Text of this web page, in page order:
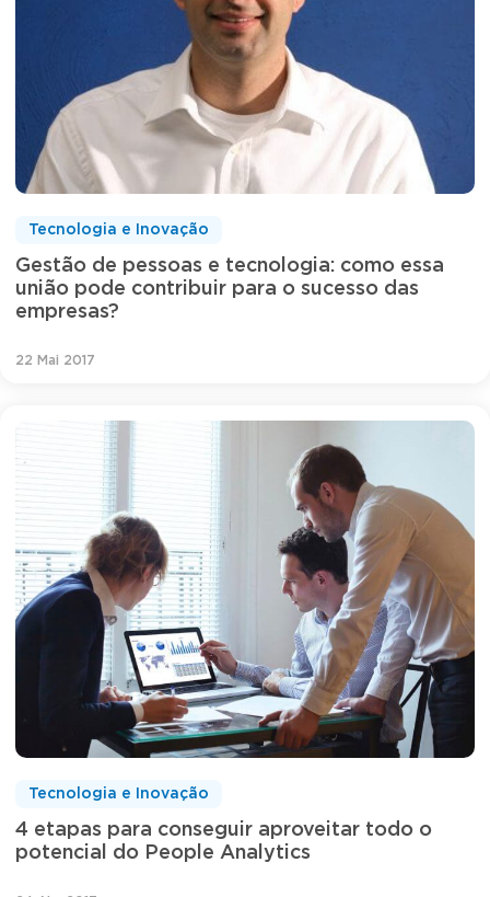
Gestão de pessoas e tecnologia: como essa
união pode contribuir para o sucesso das
empresas?
Tecnologia e Inovação
22 Mai 2017
4 etapas para conseguir aproveitar todo o
potencial do People Analytics
Tecnologia e Inovação